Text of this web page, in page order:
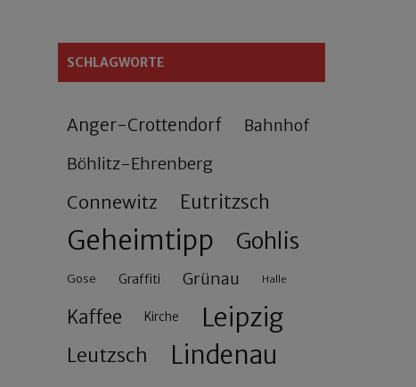
SCHLAGWORTE
Anger-Crottendorf Bahnhof
Böhlitz-Ehrenberg
Connewitz Eutritzsch
Geheimtipp Gohlis
Gose Graffiti Grünau Halle
Kaffee Kirche Leipzig
Leutzsch Lindenau